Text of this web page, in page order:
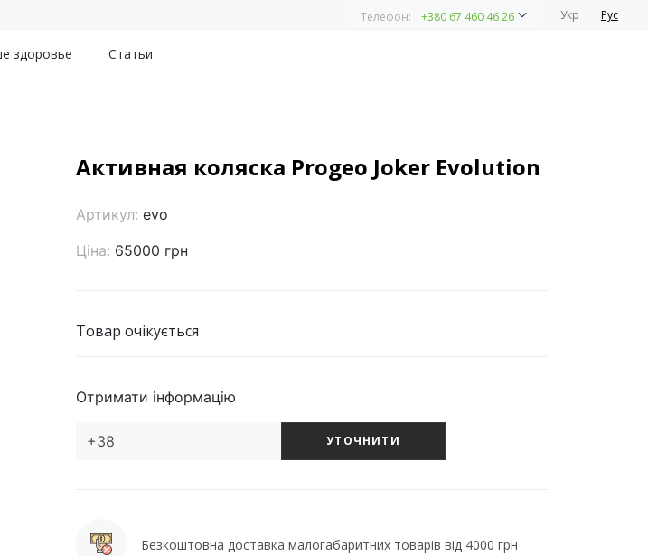
Телефон: +380 67 460 46 26 Укр Рус
здоровье Статьи
Joker Evolution
Активная коляска Progeo Joker Evolution
Артикул: evo
Ціна: 65000 грн
Товар очікується
Отримати інформацію
УТОЧНИТИ
Безкоштовна доставка малогабаритних товарів від 4000 грн